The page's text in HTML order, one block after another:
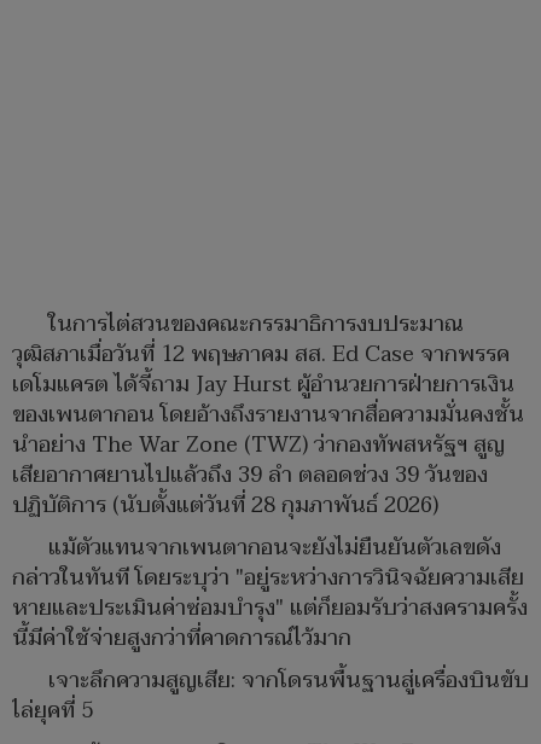
ในการไต่สวนของคณะกรรมาธิการงบประมาณ
วุฒิสภาเมื่อวันที่ 12 พฤษภาคม สส. Ed Case จากพรรค
เดโมแครต ได้จี้ถาม Jay Hurst ผู้อำนวยการฝ่ายการเงิน
ของเพนตากอน โดยอ้างถึงรายงานจากสื่อความมั่นคงชั้น
นำอย่าง The War Zone (TWZ) ว่ากองทัพสหรัฐฯ สูญ
เสียอากาศยานไปแล้วถึง 39 ลำ ตลอดช่วง 39 วันของ
ปฏิบัติการ (นับตั้งแต่วันที่ 28 กุมภาพันธ์ 2026)
แม้ตัวแทนจากเพนตากอนจะยังไม่ยืนยันตัวเลขดัง
กล่าวในทันที โดยระบุว่า "อยู่ระหว่างการวินิจฉัยความเสีย
หายและประเมินค่าซ่อมบำรุง" แต่ก็ยอมรับว่าสงครามครั้ง
นี้มีค่าใช้จ่ายสูงกว่าที่คาดการณ์ไว้มาก
เจาะลึกความสูญเสีย: จากโดรนพื้นฐานสู่เครื่องบินขับ
ไล่ยุคที่ 5